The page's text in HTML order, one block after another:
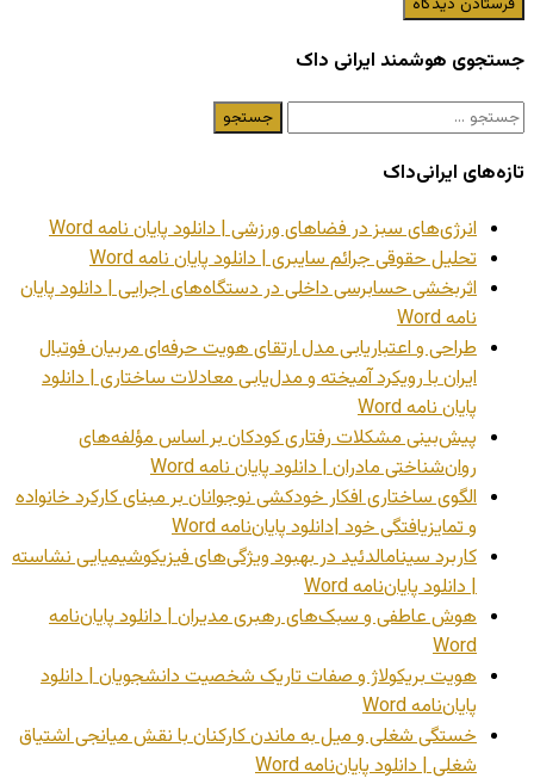
جستجوی هوشمند ایرانی داک
جستجو
تازه‌های ایرانی‌داک
انرژی‌های سبز در فضاهای ورزشی | دانلود پایان نامه Word
تحلیل حقوقی جرائم سایبری | دانلود پایان نامه Word
اثربخشی حسابرسی داخلی در دستگاه‌های اجرایی | دانلود پایان
نامه Word
طراحی و اعتباریابی مدل ارتقای هویت حرفه‌ای مربیان فوتبال
ایران با رویکرد آمیخته و مدل‌یابی معادلات ساختاری | دانلود
پایان نامه Word
پیش‌بینی مشکلات رفتاری کودکان بر اساس مؤلفه‌های
روان‌شناختی مادران | دانلود پایان نامه Word
الگوی ساختاری افکار خودکشی نوجوانان بر مبنای کارکرد خانواده
و تمایزیافتگی خود |دانلود پایان‌نامه Word
کاربرد سینامالدئید در بهبود ویژگی‌های فیزیکوشیمیایی نشاسته
| دانلود پایان‌نامه Word
هوش عاطفی و سبک‌های رهبری مدیران | دانلود پایان‌نامه
Word
هویت بریکولاژ و صفات تاریک شخصیت دانشجویان | دانلود
پایان‌نامه Word
خستگی شغلی و میل به ماندن کارکنان با نقش میانجی اشتیاق
شغلی | دانلود پایان‌نامه Word